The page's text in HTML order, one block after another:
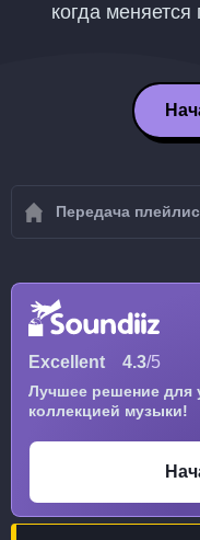
когда меняется
Передача
Excellent 4.3/5
Лучшее решение для
коллекцией музыки!